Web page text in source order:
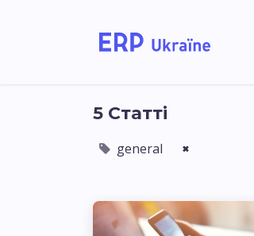
5 Статті
general ×